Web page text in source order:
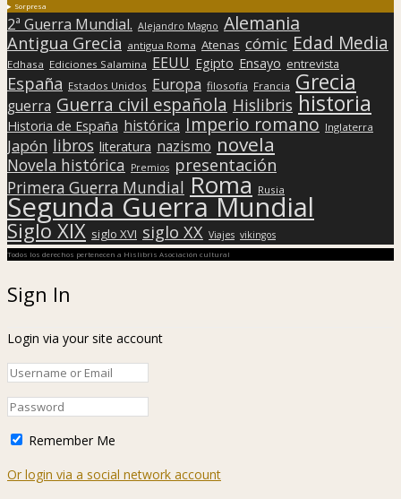
Sorpresa
2ª Guerra Mundial. Alejandro Magno Alemania
Antigua Grecia antigua Roma Atenas cómic Edad Media
Edhasa Ediciones Salamina EEUU Egipto Ensayo entrevista
España Estados Unidos Europa filosofía Francia Grecia
guerra Guerra civil española Hislibris historia
Historia de España histórica Imperio romano Inglaterra
Japón libros literatura nazismo novela
Novela histórica Premios presentación
Primera Guerra Mundial Roma Rusia
Segunda Guerra Mundial
Siglo XIX siglo XVI siglo XX Viajes vikingos
Todos los derechos pertenecen a Hislibris Asociación cultural
Sign In
Login via your site account
Remember Me
Or login via a social network account